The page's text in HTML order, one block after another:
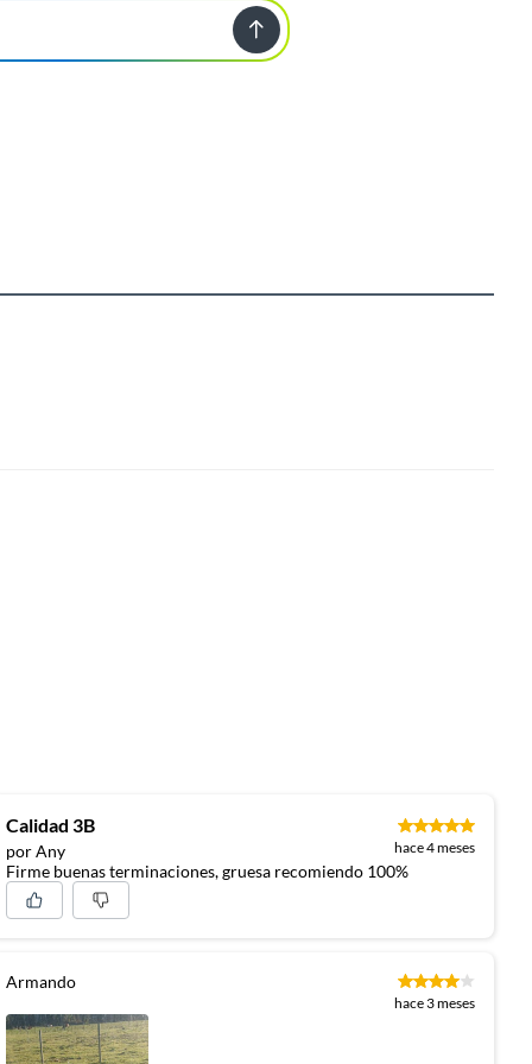
Calidad 3B
por Any hace 4 meses
Firme buenas terminaciones, gruesa recomiendo 100%
Armando
hace 3 meses